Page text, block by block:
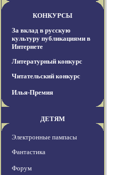
КОНКУРСЫ
За вклад в русскую
культуру публикациями в
Интернете
Литературный конкурс
Читательский конкурс
Илья-Премия
ДЕТЯМ
Электронные пампасы
Фантастика
Форум